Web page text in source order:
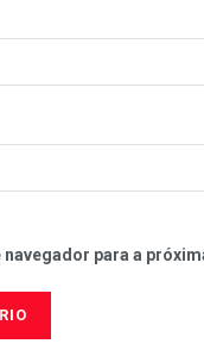
para a